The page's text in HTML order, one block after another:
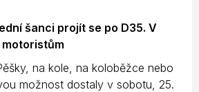
šanci projít se po D35. V
na kole, na koloběžce nebo
možnost dostaly v sobotu, 25.